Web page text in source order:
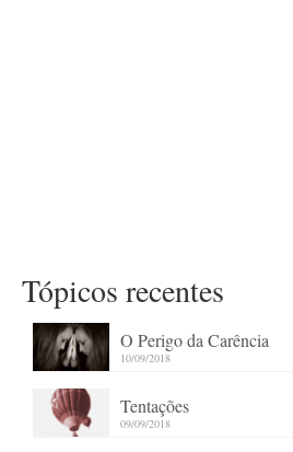
Tópicos recentes
O Perigo da Carência
10/09/2018
Tentações
09/09/2018